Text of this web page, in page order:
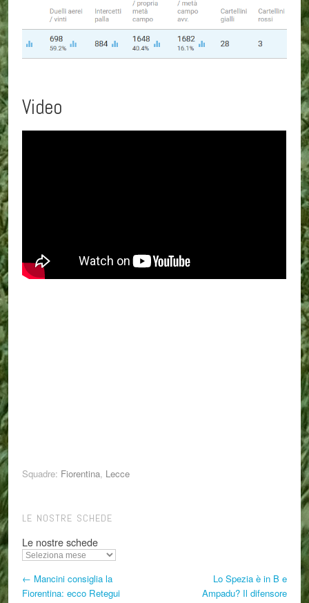
Video
Squadre: Fiorentina, Lecce
LE NOSTRE SCHEDE
Le nostre schede
← Mancini consiglia la
Fiorentina: ecco Retegui
Lo Spezia è in B e
Ampadu? Il difensore